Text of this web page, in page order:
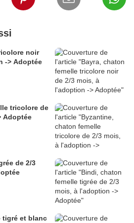
noir
-> Adoptée
tricolore de
Adoptée
de 2/3
tigré et blanc